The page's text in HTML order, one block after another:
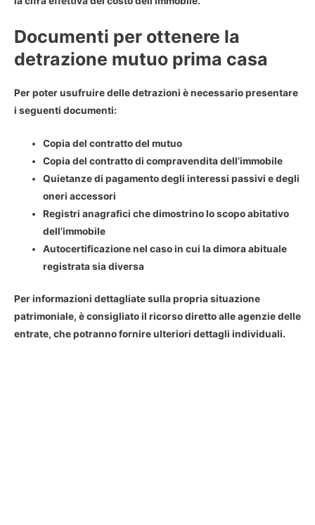
Documenti per ottenere la
detrazione mutuo prima casa
Per poter usufruire delle detrazioni è necessario presentare
i seguenti documenti:
Copia del contratto del mutuo
Copia del contratto di compravendita dell’immobile
Quietanze di pagamento degli interessi passivi e degli
oneri accessori
Registri anagrafici che dimostrino lo scopo abitativo
dell’immobile
Autocertificazione nel caso in cui la dimora abituale
registrata sia diversa
Per informazioni dettagliate sulla propria situazione
patrimoniale, è consigliato il ricorso diretto alle agenzie delle
entrate, che potranno fornire ulteriori dettagli individuali.